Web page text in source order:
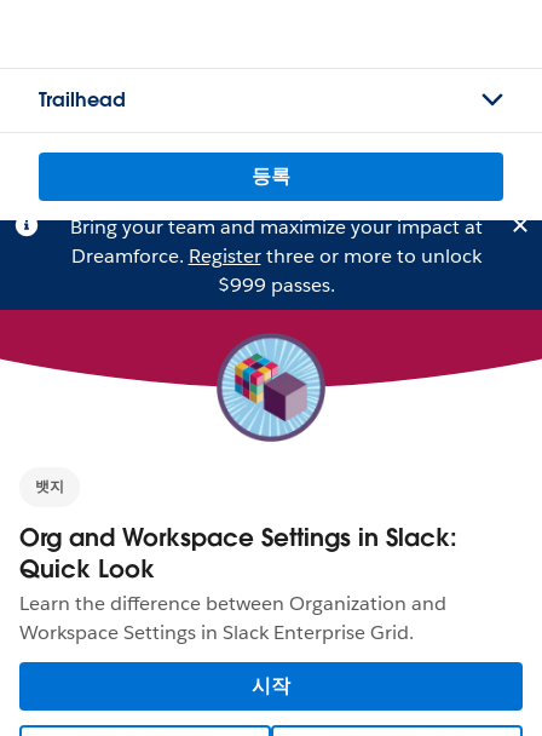
Trailhead
등록
Bring your team and maximize your impact at
Dreamforce. Registerthree or more to unlock
$999 passes.
뱃지
Org and Workspace Settings in Slack:
Quick Look
Learn the difference between Organization and
Workspace Settings in Slack Enterprise Grid.
시작